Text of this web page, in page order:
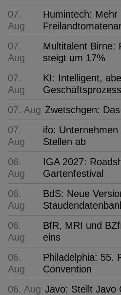
07.
Aug
Humintech:
07.
Aug
Multitalent Birne:
steigt um 17%
07.
Aug
KI: Intelligent,
07. Aug Zwetschgen:
07.
Aug
ifo:
Stellen ab
06.
Aug
IGA 2027:
Gartenfestival
06.
Aug
BdS: Neue
06.
Aug
BfR, MRI und
eins
06.
Aug
Philadelphia: 55.
Convention
06. Aug Javo: Stellt Javo